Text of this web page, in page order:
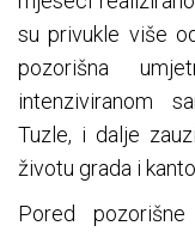
su privukle više
pozorišna
intenziviranom
Tuzle, i dalje
životu grada i
Pored